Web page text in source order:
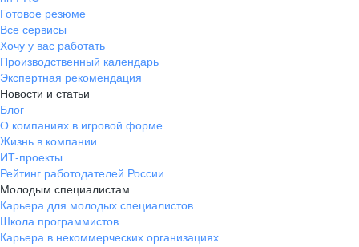
Готовое резюме
Все сервисы
Хочу у вас работать
Производственный календарь
Экспертная рекомендация
Новости и статьи
Блог
О компаниях в игровой форме
Жизнь в компании
ИТ-проекты
Рейтинг работодателей России
Молодым специалистам
Карьера для молодых специалистов
Школа программистов
Карьера в некоммерческих организациях